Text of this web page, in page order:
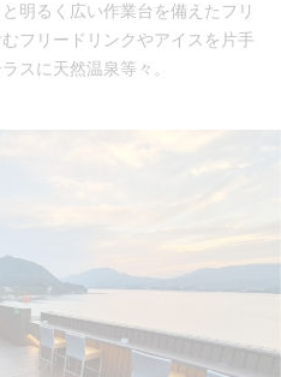
明るく広い作業台を備えたフリ
フリードリンクやアイスを片手
スに天然温泉等々。